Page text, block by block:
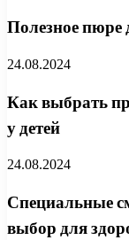
Полезное пюре
24.08.2024
Как выбрать
у детей
24.08.2024
Специальные
выбор для